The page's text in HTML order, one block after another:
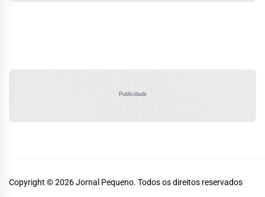
Publicidade
Copyright © 2026Jornal Pequeno. Todos os direitos reservados